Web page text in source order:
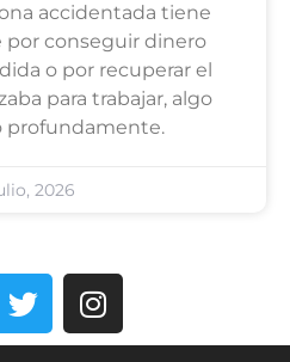
accidentada tiene
por conseguir dinero
o por recuperar el
para trabajar, algo
profundamente.
2026